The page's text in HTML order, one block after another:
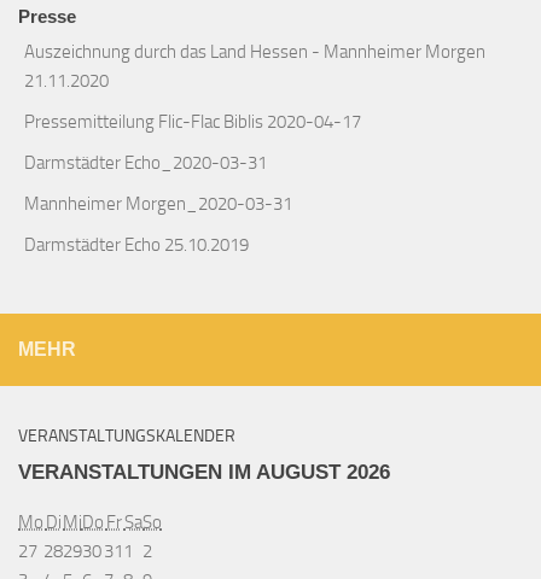
Presse
Auszeichnung durch das Land Hessen - Mannheimer Morgen
21.11.2020
Pressemitteilung Flic-Flac Biblis 2020-04-17
Darmstädter Echo_2020-03-31
Mannheimer Morgen_2020-03-31
Darmstädter Echo 25.10.2019
MEHR
VERANSTALTUNGSKALENDER
VERANSTALTUNGEN IM AUGUST 2026
Mo Montag
DiDienstag
MiMittwoch
Do Donnerstag
FrFreitag
SaSamstag
So
2727.
2828.
2929.
3030.
31 31.
1 1.2